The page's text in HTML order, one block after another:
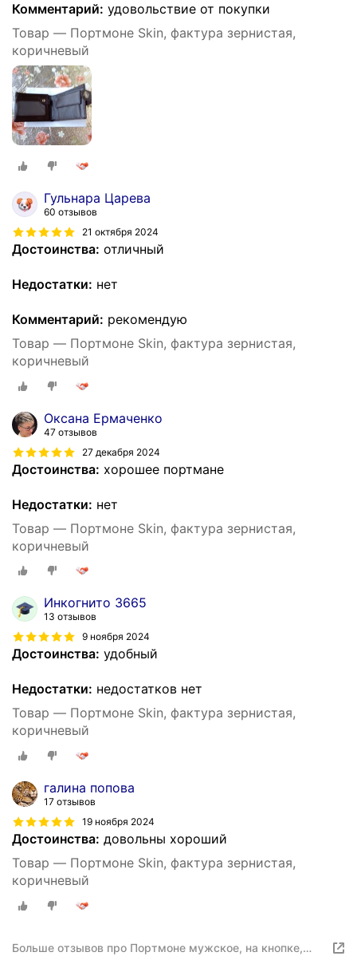
Комментарий: удовольствие от покупки
Товар — Портмоне Skin, фактура зернистая,
коричневый
Гульнара Царева
60 отзывов
21 октября 2024
Достоинства: отличный
Недостатки: нет
Комментарий: рекомендую
Товар — Портмоне Skin, фактура зернистая,
коричневый
Оксана Ермаченко
47 отзывов
27 декабря 2024
Достоинства: хорошее портмане
Недостатки: нет
Товар — Портмоне Skin, фактура зернистая,
коричневый
Инкогнито 3665
13 отзывов
9 ноября 2024
Достоинства: удобный
Недостатки: недостатков нет
Товар — Портмоне Skin, фактура зернистая,
коричневый
галина попова
17 отзывов
19 ноября 2024
Достоинства: довольны хороший
Товар — Портмоне Skin, фактура зернистая,
коричневый
Больше отзывов про Портмоне мужское, на кнопке,